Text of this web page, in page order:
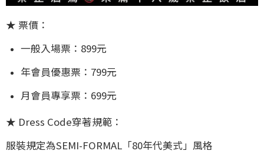
★ 票價：
一般入場票：899元
年會員優惠票：799元
月會員專享票：699元
★ Dress Code穿著規範：
服裝規定為SEMI-FORMAL「80年代美式」風格